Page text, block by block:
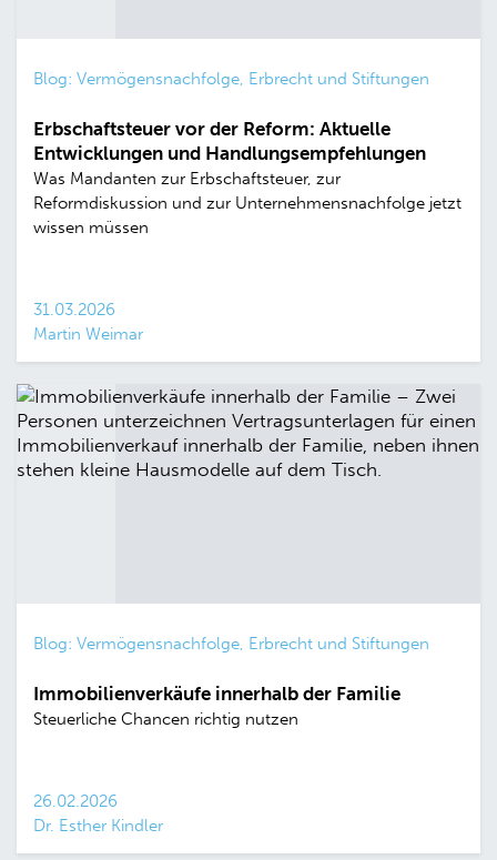
Blog: Vermögensnachfolge, Erbrecht und Stiftungen
Erbschaftsteuer vor der Reform: Aktuelle
Entwicklungen und Handlungsempfehlungen
Was Mandanten zur Erbschaftsteuer, zur
Reformdiskussion und zur Unternehmensnachfolge jetzt
wissen müssen
31.03.2026
Martin Weimar
Blog: Vermögensnachfolge, Erbrecht und Stiftungen
Immobilienverkäufe innerhalb der Familie
Steuerliche Chancen richtig nutzen
26.02.2026
Dr. Esther Kindler